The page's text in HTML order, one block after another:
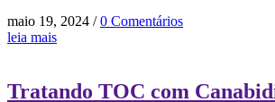
maio 19, 2024 / 0 Comentários
leia mais
Tratando TOC com